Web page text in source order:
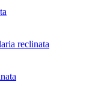
reclinata